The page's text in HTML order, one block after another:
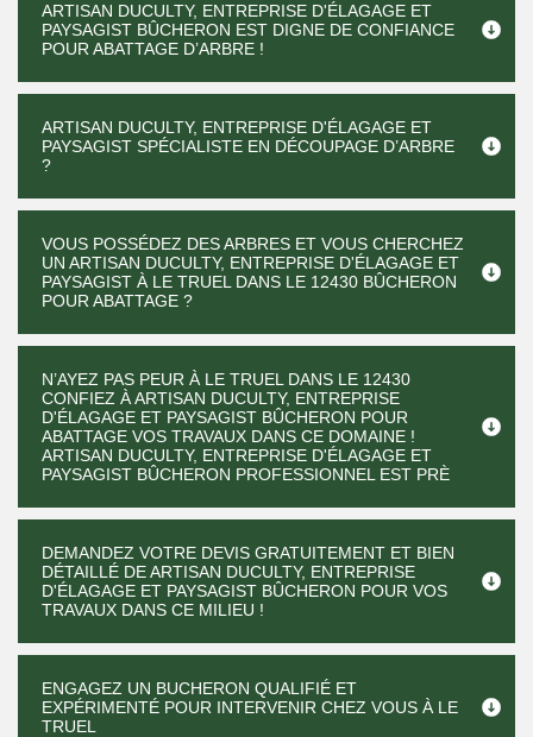
ARTISAN DUCULTY, ENTREPRISE D'ÉLAGAGE ET
PAYSAGIST BÛCHERON EST DIGNE DE CONFIANCE
POUR ABATTAGE D’ARBRE !
ARTISAN DUCULTY, ENTREPRISE D'ÉLAGAGE ET
PAYSAGIST SPÉCIALISTE EN DÉCOUPAGE D’ARBRE
?
VOUS POSSÉDEZ DES ARBRES ET VOUS CHERCHEZ
UN ARTISAN DUCULTY, ENTREPRISE D'ÉLAGAGE ET
PAYSAGIST À LE TRUEL DANS LE 12430 BÛCHERON
POUR ABATTAGE ?
N’AYEZ PAS PEUR À LE TRUEL DANS LE 12430
CONFIEZ À ARTISAN DUCULTY, ENTREPRISE
D'ÉLAGAGE ET PAYSAGIST BÛCHERON POUR
ABATTAGE VOS TRAVAUX DANS CE DOMAINE !
ARTISAN DUCULTY, ENTREPRISE D'ÉLAGAGE ET
PAYSAGIST BÛCHERON PROFESSIONNEL EST PRÈ
DEMANDEZ VOTRE DEVIS GRATUITEMENT ET BIEN
DÉTAILLÉ DE ARTISAN DUCULTY, ENTREPRISE
D'ÉLAGAGE ET PAYSAGIST BÛCHERON POUR VOS
TRAVAUX DANS CE MILIEU !
ENGAGEZ UN BUCHERON QUALIFIÉ ET
EXPÉRIMENTÉ POUR INTERVENIR CHEZ VOUS À LE
TRUEL